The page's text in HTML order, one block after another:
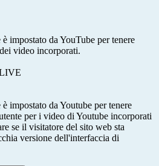
impostato da YouTube per tenere
video incorporati.
impostato da Youtube per tenere
per i video di Youtube incorporati
se il visitatore del sito web sta
versione dell'interfaccia di